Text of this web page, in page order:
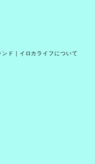
ド｜イロカライフについて